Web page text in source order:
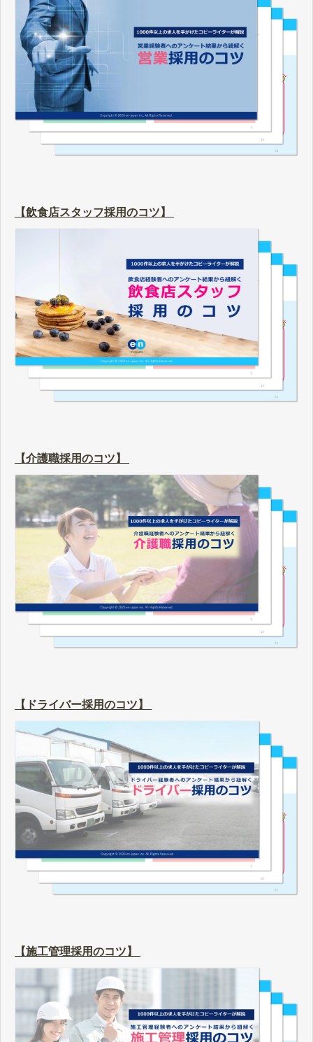
【飲食店スタッフ採用のコツ】
【介護職採用のコツ】
【ドライバー採用のコツ】
【施工管理採用のコツ】